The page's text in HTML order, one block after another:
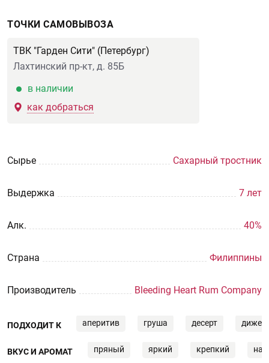
ТОЧКИ САМОВЫВОЗА
ТВК "Гарден Сити" (Петербург)
Лахтинский пр-кт, д. 85Б
в наличии
как добраться
Сырье Сахарный тростник
Выдержка 7 лет
Aлк. 40%
Страна Филиппины
Производитель Bleeding Heart Rum Company
ПОДХОДИТ К аперитив груша десерт
ВКУС И АРОМАТ пряный яркий крепкий